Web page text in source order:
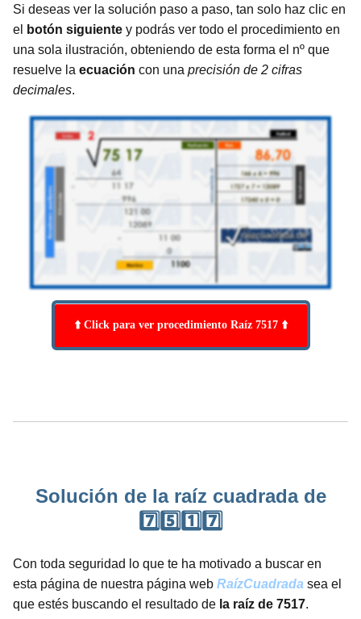
Si deseas ver la solución paso a paso, tan solo haz clic en
el
botón siguiente y podrás ver todo el procedimiento en
una sola ilustración, obteniendo de esta forma el nº que
resuelve la ecuación con una precisión de 2 cifras
decimales.
⬆️ Click para ver procedimiento Raíz 7517 ⬆️
Solución de la raíz cuadrada de
7️⃣5️⃣1️⃣7️⃣
Con toda seguridad lo que te ha motivado a buscar en
esta página de nuestra página web RaízCuadrada sea el
que estés buscando el resultado de la raíz de 7517.